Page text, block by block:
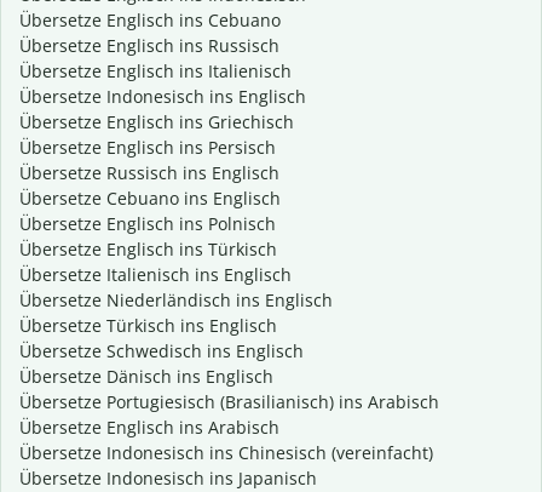
Übersetze Englisch ins Cebuano
Übersetze Englisch ins Russisch
Übersetze Englisch ins Italienisch
Übersetze Indonesisch ins Englisch
Übersetze Englisch ins Griechisch
Übersetze Englisch ins Persisch
Übersetze Russisch ins Englisch
Übersetze Cebuano ins Englisch
Übersetze Englisch ins Polnisch
Übersetze Englisch ins Türkisch
Übersetze Italienisch ins Englisch
Übersetze Niederländisch ins Englisch
Übersetze Türkisch ins Englisch
Übersetze Schwedisch ins Englisch
Übersetze Dänisch ins Englisch
Übersetze Portugiesisch (Brasilianisch) ins Arabisch
Übersetze Englisch ins Arabisch
Übersetze Indonesisch ins Chinesisch (vereinfacht)
Übersetze Indonesisch ins Japanisch